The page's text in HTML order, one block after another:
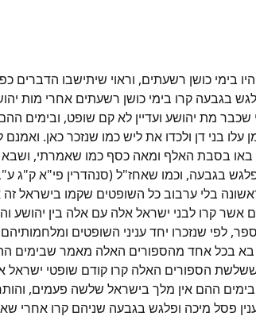
בימי כושן רשעתים, וראוי שיתישבו הדברים
בגבעה קרו בימי כושן רשעתים אחרי מות
שכבר מת יהושע ועדיין לא קם שופט, ובימים
בני דן ולכדו את ליש כמו שנזכר כאן.
באו בסבת האלף ומאה כסף כמו שאמרתי,
פלגש בגבעה, וכמו שאחז"ל (סנהדרין פי"א ק"ג
בלי ערבוב כל השופטים שקמו בישראל
קרו לבני ישראל אלה עם אלה בין יהושע
לפי שנזכרו יחד עניני השופטים
בא בכל אחד מהספורים האלה מאמר שבימים
ששלשת הספורים האלה קרו קודם שופטי
ההם אין מלך בישראל שלשה פעמים,
פסל מיכה ופלגש בגבעה שניהם קרו